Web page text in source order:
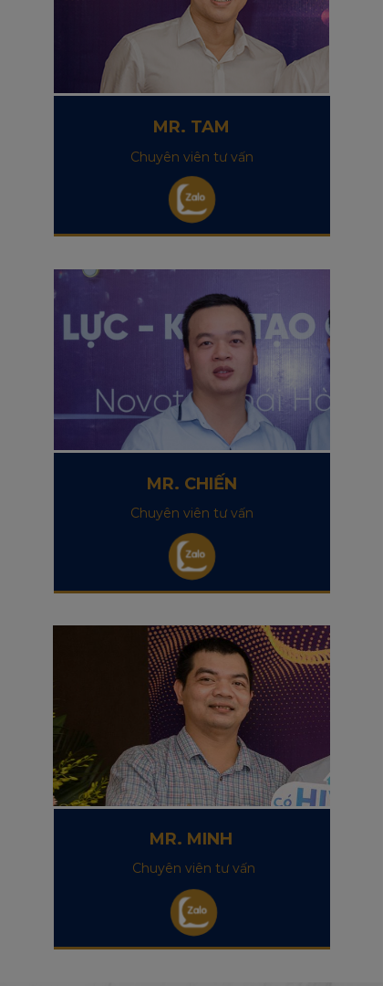
MR. MINH
Chuyên viên tư vấn
MR. TAM
Chuyên viên tư vấn
MR. CHIẾN
Chuyên viên tư vấn